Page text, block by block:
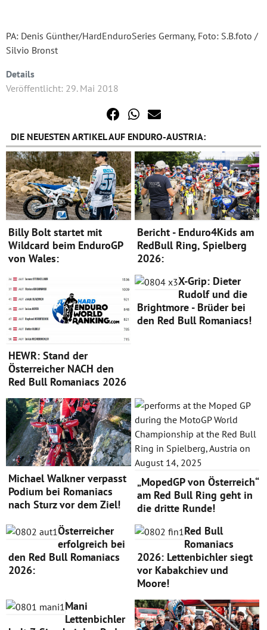
PA: Denis Günther/HardEnduroSeries Germany, Foto: S.B.foto /
Silvio Bronst
Details
Veröffentlicht: 29. Mai 2018
DIE NEUESTEN ARTIKEL AUF ENDURO-AUSTRIA:
Billy Bolt startet mit
Wildcard beim EnduroGP
von Wales:
Bericht - Enduro4Kids am
RedBull Ring, Spielberg
2026:
HEWR: Stand der
Österreicher NACH den
Red Bull Romaniacs 2026
X-Grip: Dieter
Rudolf und die
Brightmore - Brüder bei
den Red Bull Romaniacs!
Michael Walkner verpasst
Podium bei Romaniacs
nach Sturz vor dem Ziel!
„MopedGP von Österreich“
am Red Bull Ring geht in
die dritte Runde!
Österreicher
erfolgreich bei
den Red Bull Romaniacs
2026:
Red Bull
Romaniacs
2026: Lettenbichler siegt
vor Kabakchiev und
Moore!
Mani
Lettenbichler